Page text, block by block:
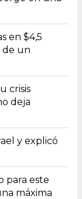
en $4,5
de un
crisis
deja
y explicó
para este
máxima